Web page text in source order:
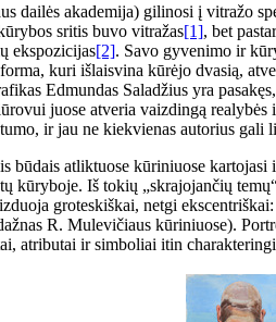
dailės akademija) gilinosi į vitražo
sritis buvo vitražas[1], bet
ekspozicijas[2]. Savo gyvenimo ir
kuri išlaisvina kūrėjo dvasią,
Edmundas Saladžius yra
juose atveria vaizdingą
ir jau ne kiekvienas autorius
atliktuose kūriniuose
Iš tokių „skrajojančių
groteskiškai, netgi
R. Mulevičiaus kūriniuose).
atributai ir simboliai itin